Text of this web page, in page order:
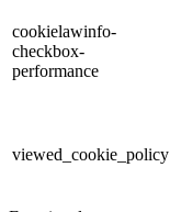
cookielawinfo-
checkbox-
performance
viewed_cookie_policy